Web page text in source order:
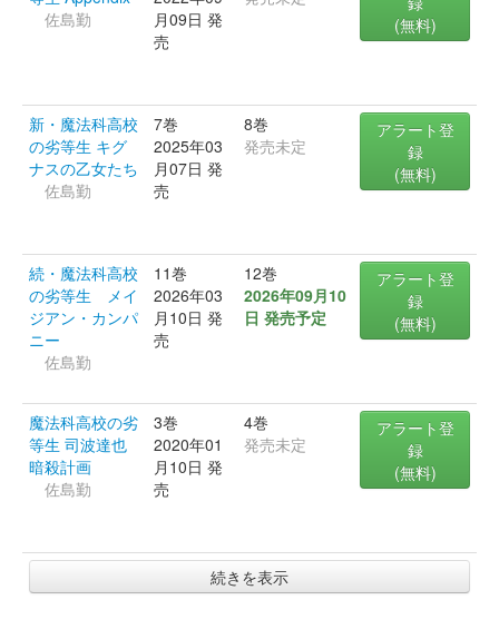
佐島勤
月09日 発
売
(無料)
新・魔法科高校
の劣等生 キグ
ナスの乙女たち
佐島勤
7巻
2025年03
月07日 発
売
8巻
発売未定
アラート登
録
(無料)
続・魔法科高校
の劣等生 メイ
ジアン・カンパ
ニー
佐島勤
11巻
2026年03
月10日 発
売
12巻
2026年09月10
日 発売予定
アラート登
録
(無料)
魔法科高校の劣
等生 司波達也
暗殺計画
佐島勤
3巻
2020年01
月10日 発
売
4巻
発売未定
アラート登
録
(無料)
続きを表示